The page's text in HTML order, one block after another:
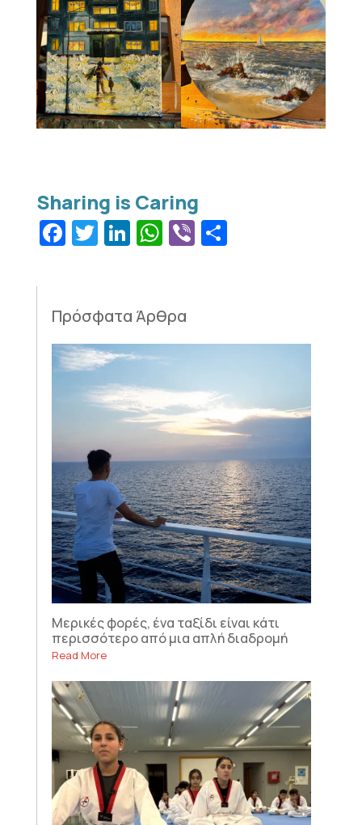
Facebook
Twitter
LinkedIn
WhatsApp
Viber
Πρόσφατα Άρθρα
Μερικές φορές, ένα ταξίδι είναι κάτι
περισσότερο από μια απλή διαδρομή
Read More